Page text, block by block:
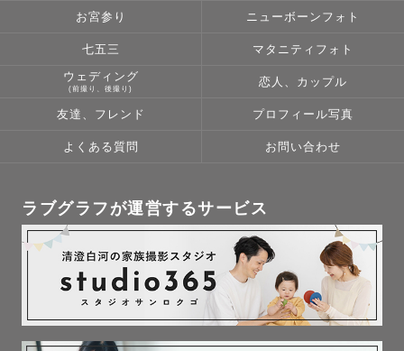
着物を着てくれるかな？ちゃんと立ってくれるかな？グズ
「立たない！笑わない！ぐっずぐず！！」の三拍子！
初めての場所に着慣れない着物、大きなカメラ、妙にハイ
そりゃグズリます。
親としてカメラマンさんへ申し訳ない気持ちと
自分の不甲斐なさと子どもへの苛立ち、
全てが重なり「もう帰ろう」って途中で心が折れかけまし
た。
お宮参り ニューボーンフォト
七五三 マタニティフォト
ウェディング
(前撮り、後撮り)
恋人、カップル
友達、フレンド プロフィール写真
よくある質問 お問い合わせ
ラブグラフが運営するサービス